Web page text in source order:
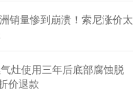
销量惨到崩溃！索尼涨价太
灶使用三年后底部腐蚀脱
价退款